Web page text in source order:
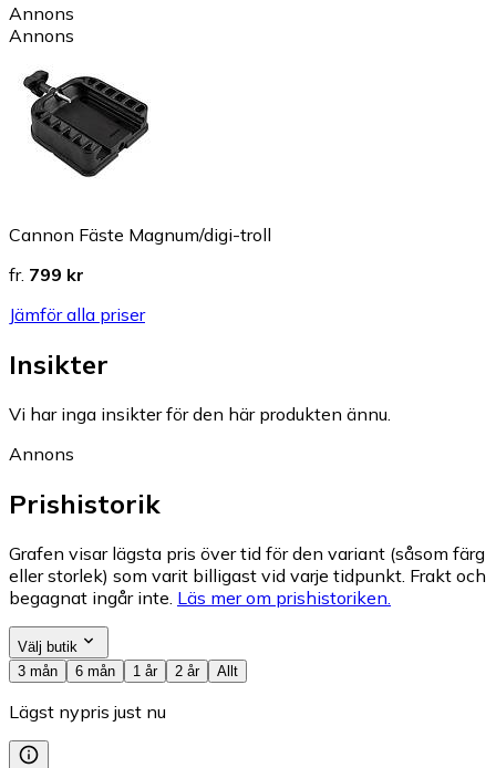
Annons
Annons
Cannon Fäste Magnum/digi-troll
fr. 799 kr
Jämför alla priser
Insikter
Vi har inga insikter för den här produkten ännu.
Annons
Prishistorik
Grafen visar lägsta pris över tid för den variant (såsom färg
eller storlek) som varit billigast vid varje tidpunkt. Frakt och
begagnat ingår inte. Läs mer om prishistoriken.
Välj butik
3 mån
6 mån 1 år 2 år Allt
Lägst nypris just nu